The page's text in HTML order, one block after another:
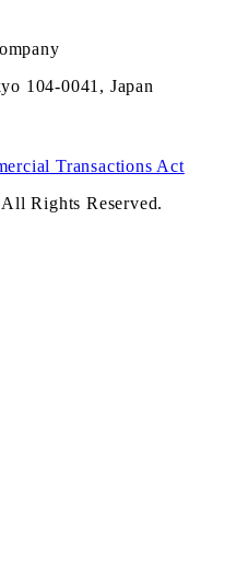
104-0041, Japan
Transactions Act
Rights Reserved.